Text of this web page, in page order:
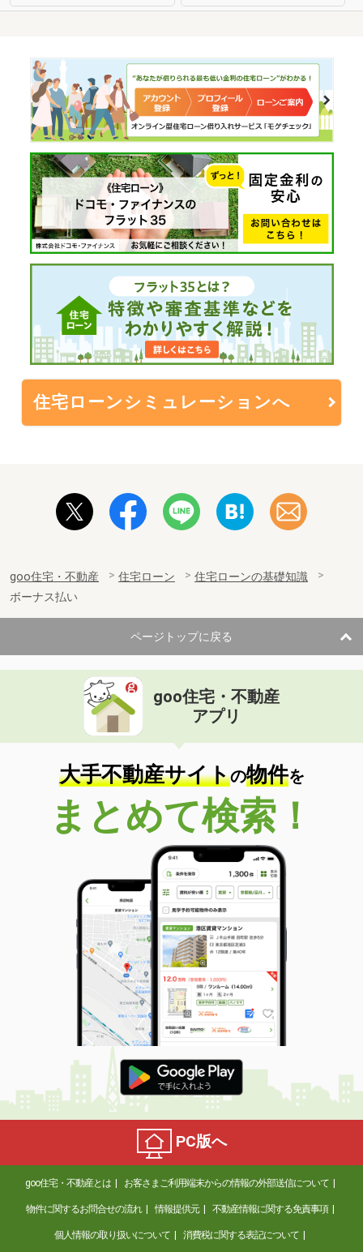
住宅ローンシミュレーションへ
goo住宅・不動産 住宅ローン
住宅ローンの基礎知識
ボーナス払い
ページトップに戻る
goo住宅・不動産
アプリ
大手不動産サイトの物件を
まとめて検索！
PC版へ
goo住宅・不動産とは お客さまご利用端末からの情報の外部送信について
物件に関するお問合せの流れ 情報提供元 不動産情報に関する免責事項
個人情報の取り扱いについて 消費税に関する表記について